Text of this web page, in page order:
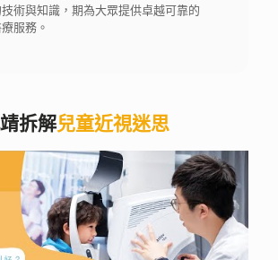
術與知識，期為大眾提供卓越可靠的
服務。
拆解兒童近視迷思